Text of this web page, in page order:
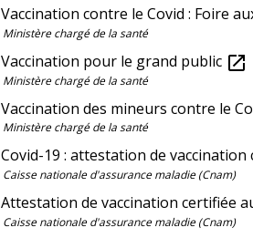
Vaccination contre le Covid : Foire
Ministère chargé de la santé
Vaccination pour le grand public open_in_new
Ministère chargé de la santé
Vaccination des mineurs contre le
Ministère chargé de la santé
Covid-19 : attestation de vaccination
Caisse nationale d'assurance maladie (Cnam)
Attestation de vaccination certifiée
Caisse nationale d'assurance maladie (Cnam)